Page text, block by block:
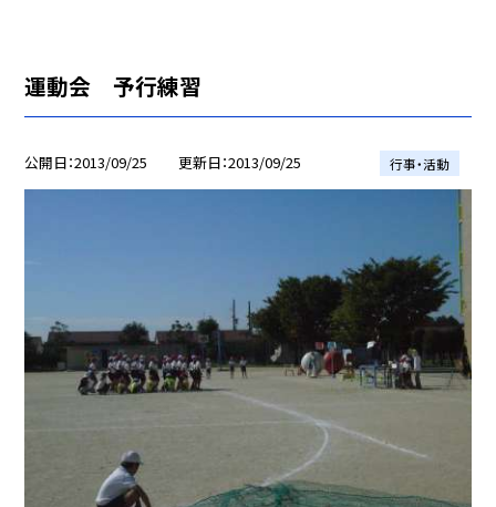
運動会 予行練習
公開日 2013/09/25 更新日 2013/09/25 行事・活動